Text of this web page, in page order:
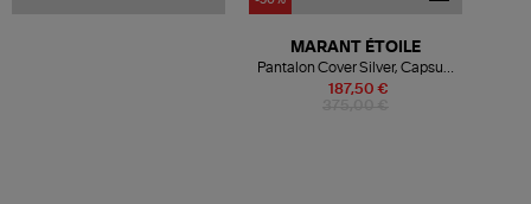
187,50 €
MARANT ÉTOILE
Pantalon Cover Silver, Capsule
XMas